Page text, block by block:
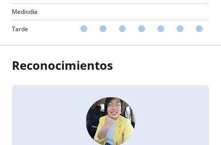
Mediodía
Tarde
Reconocimientos